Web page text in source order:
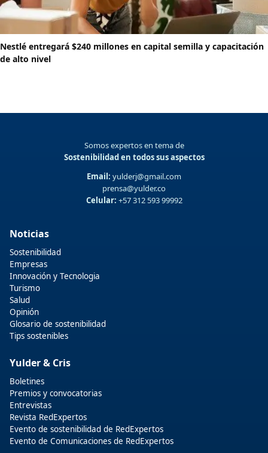
Nestlé entregará $240 millones en capital semilla y capacitación
de alto nivel
Somos expertos en tema de
Sostenibilidad en todos sus aspectos
Email: yulderj@gmail.com
prensa@yulder.co
Celular: +57 312 593 99992
Noticias
Sostenibilidad
Empresas
Innovación y Tecnologia
Turismo
Salud
Opinión
Glosario de sostenibilidad
Tips sostenibles
Yulder & Cris
Boletines
Premios y convocatorias
Entrevistas
Revista RedExpertos
Evento de sostenibilidad de RedExpertos
Evento de Comunicaciones de RedExpertos